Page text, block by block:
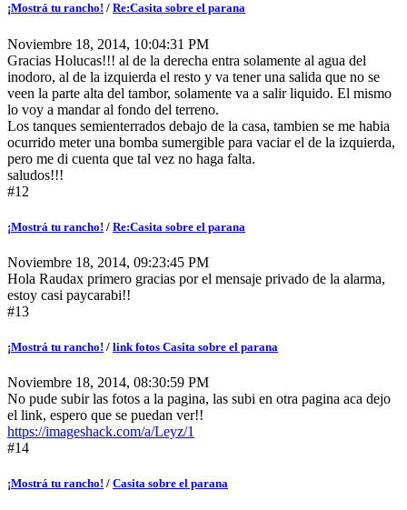
¡Mostrá tu rancho! / Re:Casita sobre el parana
Noviembre 18, 2014, 10:04:31 PM
Gracias Holucas!!! al de la derecha entra solamente al agua del
inodoro, al de la izquierda el resto y va tener una salida que no se
veen la parte alta del tambor, solamente va a salir liquido. El mismo
lo voy a mandar al fondo del terreno.
Los tanques semienterrados debajo de la casa, tambien se me habia
ocurrido meter una bomba sumergible para vaciar el de la izquierda,
pero me di cuenta que tal vez no haga falta.
saludos!!!
#12
¡Mostrá tu rancho! / Re:Casita sobre el parana
Noviembre 18, 2014, 09:23:45 PM
Hola Raudax primero gracias por el mensaje privado de la alarma,
estoy casi paycarabi!!
#13
¡Mostrá tu rancho! / link fotos Casita sobre el parana
Noviembre 18, 2014, 08:30:59 PM
No pude subir las fotos a la pagina, las subi en otra pagina aca dejo
el link, espero que se puedan ver!!
https://imageshack.com/a/Leyz/1
#14
¡Mostrá tu rancho! / Casita sobre el parana